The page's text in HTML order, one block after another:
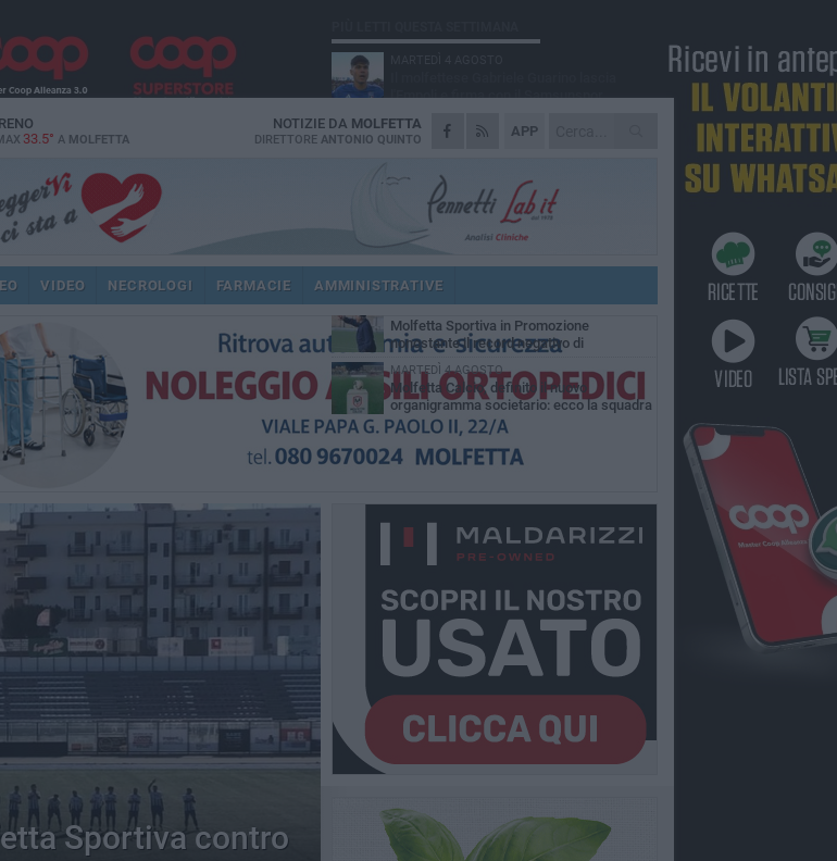
33.5° A MOLFETTA
APP
NOTIZIE DA MOLFETTA
DIRETTORE ANTONIO QUINTO
VIDEO NECROLOGI FARMACIE AMMINISTRATIVE
Sportiva contro
l'Empoli e firma con il Samsunspor
LUNEDÌ 3 AGOSTO
Palazzetto Giovanni Panunzio: dove lo
eccellenza
DOMENICA 2 AGOSTO
Tennistavolo, il molfettese Roberto
Minervini riparte da Otranto
VENERDÌ 31 LUGLIO
Il Barletta continua a pescare a Molfetta
per il vivaio: altri tre giovani biancorossi
SABATO 1 AGOSTO
Molfetta Sportiva in Promozione
nonostante il record negativo di
retrocessioni
MARTEDÌ 4 AGOSTO
Molfetta Calcio, definito il nuovo
organigramma societario: ecco la squadra
dirigenziale